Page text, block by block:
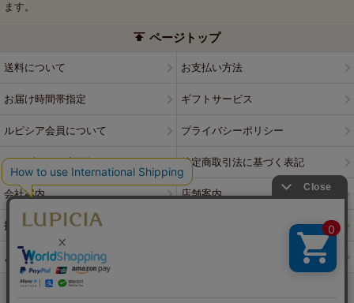
ます。
ページトップ
送料について お支払い方法
お届け時間帯指定 ギフトサービス
ルピシア会員について プライバシーポリシー
ウェブサイト利用規約 特定商取引法に基づく表記
会社案内 店舗案内
採用情報
よくある質問